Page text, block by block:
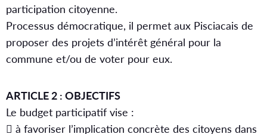
participation citoyenne.
Processus démocratique, il permet aux Pisciacais de
proposer des projets d’intérêt général pour la
commune et/ou de voter pour eux.
ARTICLE 2 : OBJECTIFS
Le budget participatif vise :
 à favoriser l’implication concrète des citoyens dans